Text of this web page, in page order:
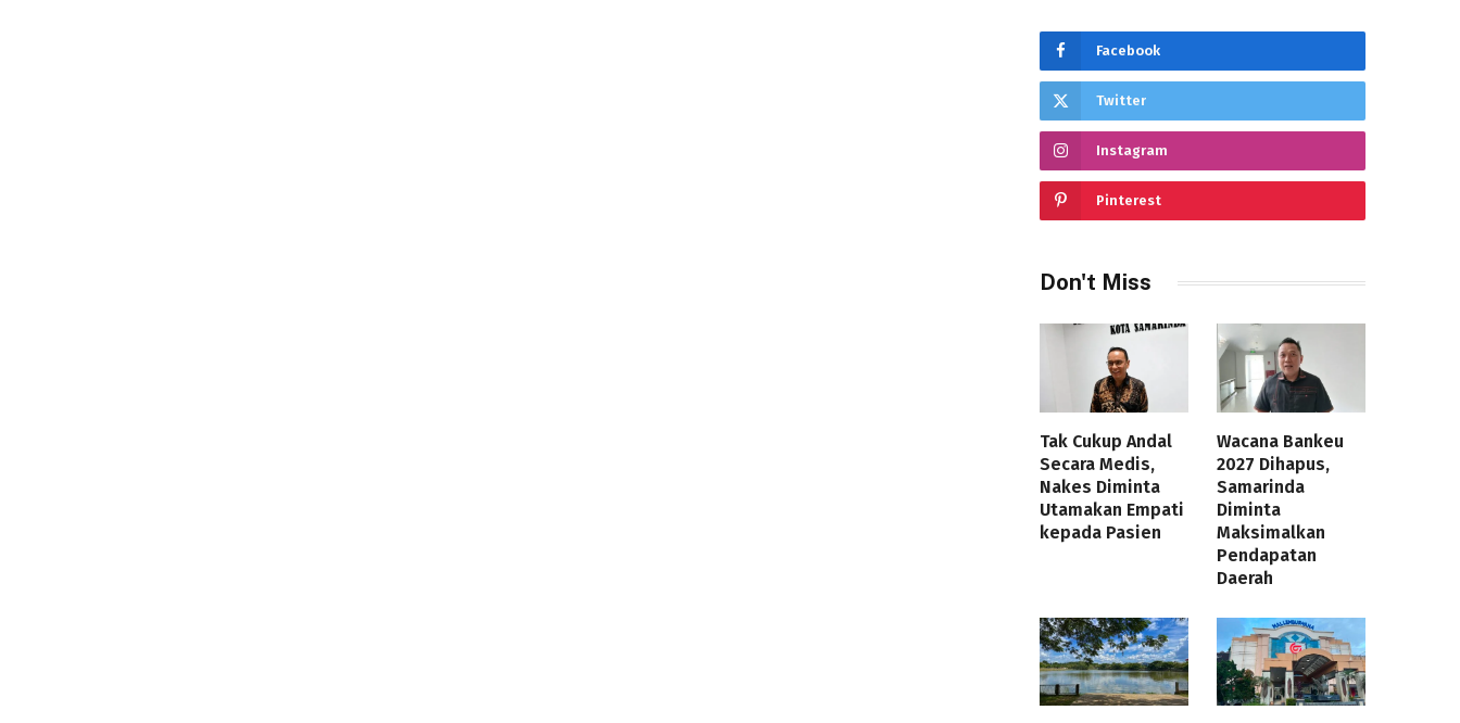
Facebook
Twitter
Instagram
Pinterest
Don't Miss
Tak Cukup Andal
Secara Medis,
Nakes Diminta
Utamakan Empati
kepada Pasien
Wacana Bankeu
2027 Dihapus,
Samarinda
Diminta
Maksimalkan
Pendapatan
Daerah